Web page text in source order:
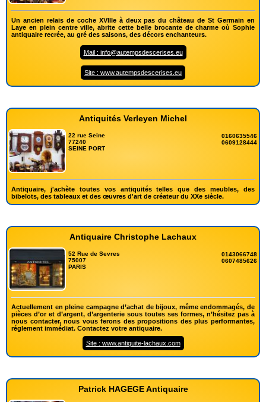
Un ancien relais de coche XVIIIe à deux pas du château de St Germain en
Laye en plein centre ville, abrite cette belle brocante de charme où Sophie
antiquaire recrée, au gré des saisons, des décors enchanteurs.
Mail : info@autempsdescerises.eu
Site : www.autempsdescerises.eu
Antiquités Verleyen Michel
22 rue Seine
77240
SEINE PORT
0160635546
0609128444
Antiquaire, j'achète toutes vos antiquités telles que des meubles, des
bibelots, des tableaux et des œuvres d'art de créateur du XXe siècle.
Antiquaire Christophe Lachaux
52 Rue de Sevres
75007
PARIS
0143066748
0607485626
Actuellement en pleine campagne d’achat de bijoux, même endommagés, de
pièces d’or et d’argent, d’argenterie sous toutes ses formes, n’hésitez pas à
nous contacter, nous vous ferons des propositions des plus performantes,
réglement immédiat. Contactez votre antiquaire.
Site : www.antiquite-lachaux.com
Patrick HAGEGE Antiquaire